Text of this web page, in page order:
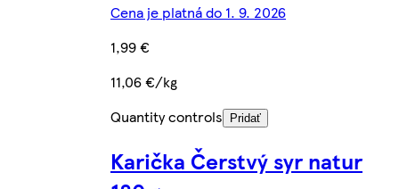
Cena je platná do 1. 9. 2026
1,99 €
11,06 €/kg
Quantity controls
Pridať
Karička Čerstvý syr natur